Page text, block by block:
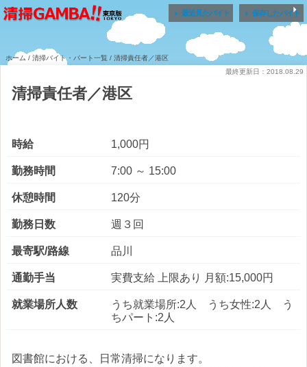
 最近見たバイト  保存したバイト
ホーム / 清掃バイト・パート一覧 / 清掃責任者／港区
最終更新日：2018.08.29
清掃責任者／港区
時給 1,000円
勤務時間 7:00 ～ 15:00
休憩時間 120分
勤務日数 週３回
最寄駅/路線 品川
通勤手当 実費支給 上限あり 月額:15,000円
就業場所人数
うち就業場所:2人 うち女性:2人 う
ちパート:2人
図書館における、日常清掃になります。